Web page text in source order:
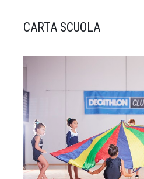
CARTA SCUOLA